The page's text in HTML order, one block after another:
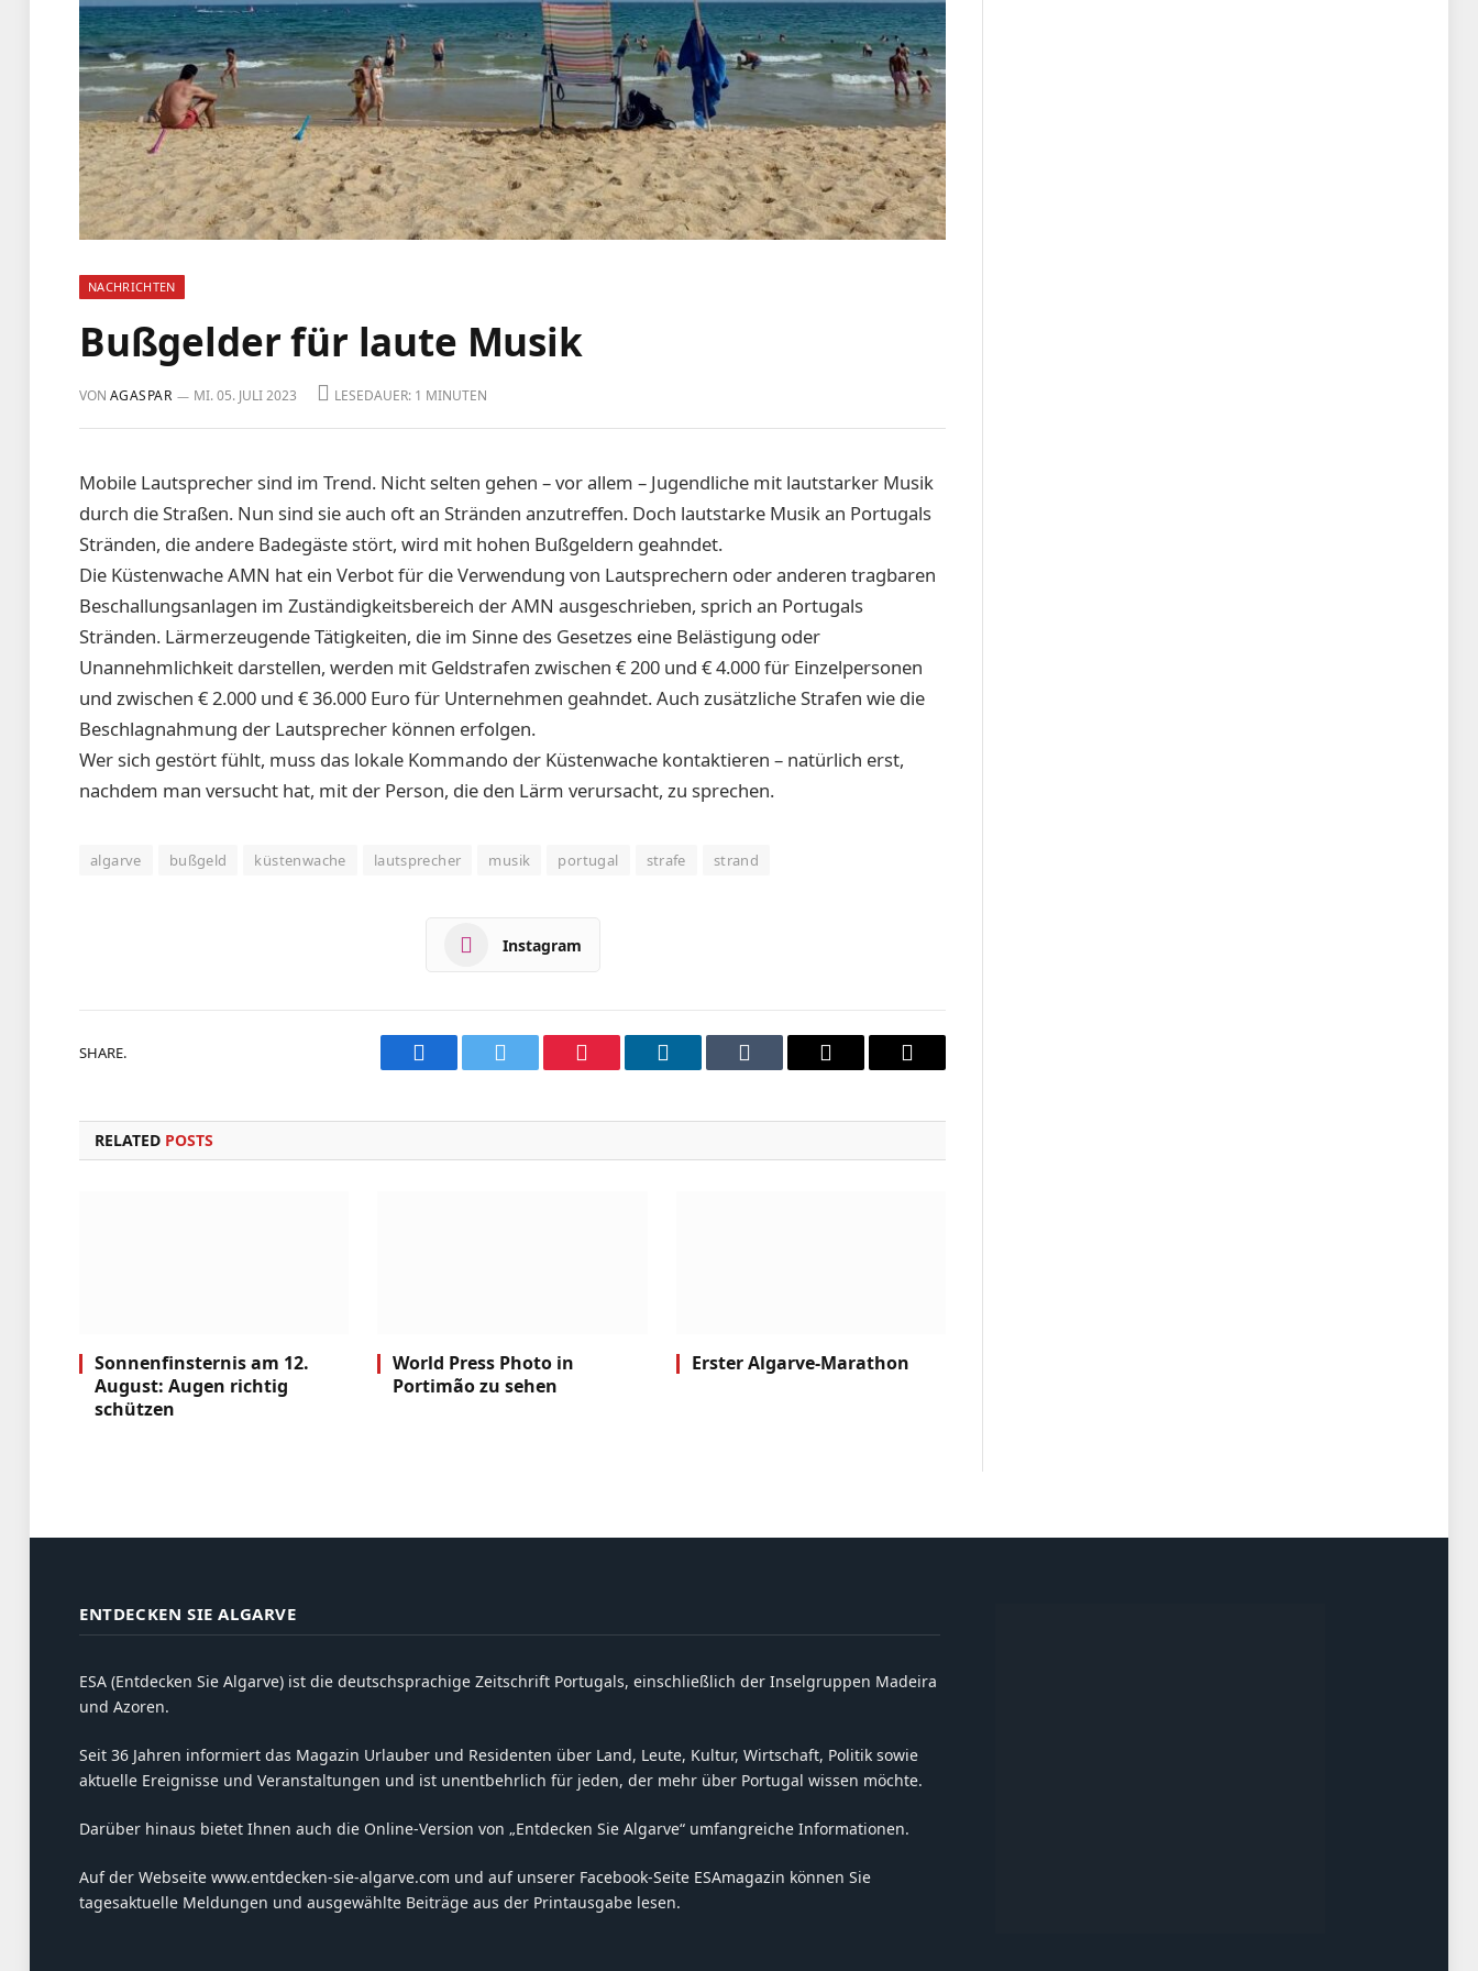
NACHRICHTEN
Bußgelder für laute Musik
VON AGASPAR MI. 05. JULI 2023 LESEDAUER: 1 MINUTEN
Mobile Lautsprecher sind im Trend. Nicht selten gehen – vor allem – Jugendliche mit lautstarker Musik
durch die Straßen. Nun sind sie auch oft an Stränden anzutreffen. Doch lautstarke Musik an Portugals
Stränden, die andere Badegäste stört, wird mit hohen Bußgeldern geahndet.
Die Küstenwache AMN hat ein Verbot für die Verwendung von Lautsprechern oder anderen tragbaren
Beschallungsanlagen im Zuständigkeitsbereich der AMN ausgeschrieben, sprich an Portugals
Stränden. Lärmerzeugende Tätigkeiten, die im Sinne des Gesetzes eine Belästigung oder
Unannehmlichkeit darstellen, werden mit Geldstrafen zwischen € 200 und € 4.000 für Einzelpersonen
und zwischen € 2.000 und € 36.000 Euro für Unternehmen geahndet. Auch zusätzliche Strafen wie die
Beschlagnahmung der Lautsprecher können erfolgen.
Wer sich gestört fühlt, muss das lokale Kommando der Küstenwache kontaktieren – natürlich erst,
nachdem man versucht hat, mit der Person, die den Lärm verursacht, zu sprechen.
algarve bußgeld küstenwache lautsprecher musik portugal strafe strand
Instagram
SHARE. FacebookTwitter PinterestLinkedInTumblr Email
Copy
RELATED POSTS
Sonnenfinsternis am 12.
August: Augen richtig
schützen
World Press Photo in
Portimão zu sehen
Erster Algarve-Marathon
ENTDECKEN SIE ALGARVE
ESA (Entdecken Sie Algarve) ist die deutschsprachige Zeitschrift Portugals, einschließlich der Inselgruppen Madeira
und Azoren.
Seit 36 Jahren informiert das Magazin Urlauber und Residenten über Land, Leute, Kultur, Wirtschaft, Politik sowie
aktuelle Ereignisse und Veranstaltungen und ist unentbehrlich für jeden, der mehr über Portugal wissen möchte.
Darüber hinaus bietet Ihnen auch die Online-Version von „Entdecken Sie Algarve“ umfangreiche Informationen.
Auf der Webseite www.entdecken-sie-algarve.com und auf unserer Facebook-Seite ESAmagazin können Sie
tagesaktuelle Meldungen und ausgewählte Beiträge aus der Printausgabe lesen.